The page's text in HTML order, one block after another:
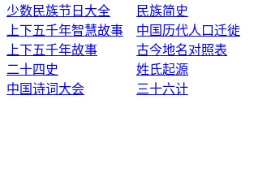
少数民族节日大全
民族简史
上下五千年智慧故事
中国历代人口迁徙
上下五千年故事
古今地名对照表
二十四史
姓氏起源
中国诗词大会
三十六计